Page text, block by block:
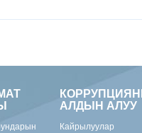
АЛДЫН АЛУУ
Кайрылуулар